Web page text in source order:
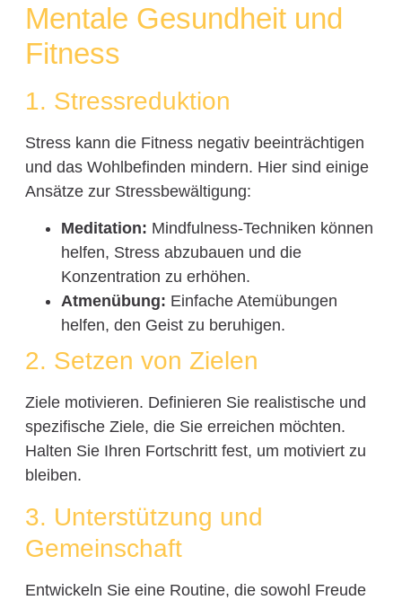
Mentale Gesundheit und
Fitness
1. Stressreduktion
Stress kann die Fitness negativ beeinträchtigen
und das Wohlbefinden mindern. Hier sind einige
Ansätze zur Stressbewältigung:
Meditation: Mindfulness-Techniken können
helfen, Stress abzubauen und die
Konzentration zu erhöhen.
Atmenübung: Einfache Atemübungen
helfen, den Geist zu beruhigen.
2. Setzen von Zielen
Ziele motivieren. Definieren Sie realistische und
spezifische Ziele, die Sie erreichen möchten.
Halten Sie Ihren Fortschritt fest, um motiviert zu
bleiben.
3. Unterstützung und
Gemeinschaft
Entwickeln Sie eine Routine, die sowohl Freude